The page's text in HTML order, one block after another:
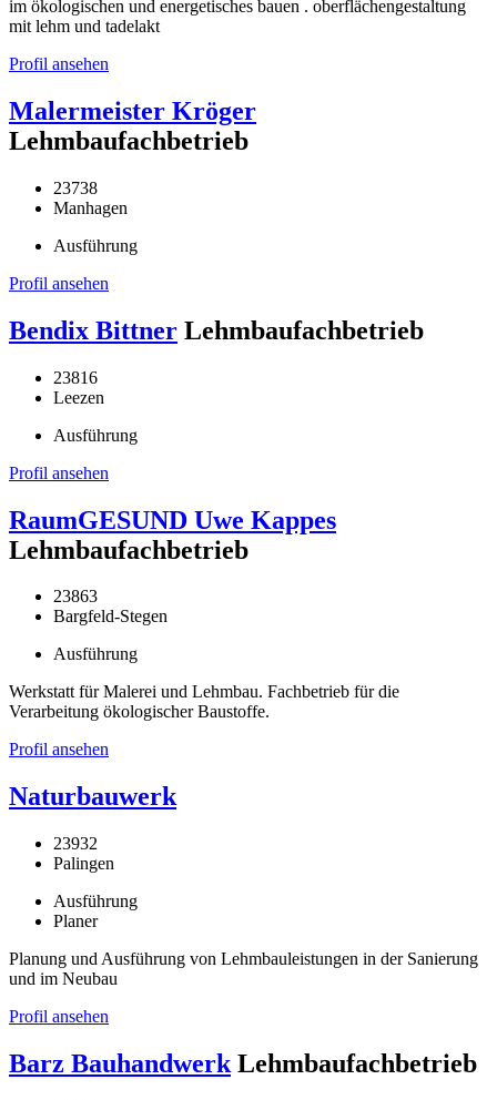
im ökologischen und energetisches bauen . oberflächengestaltung
mit lehm und tadelakt
Profil ansehen
Malermeister Kröger
Lehmbaufachbetrieb
23738
Manhagen
Ausführung
Profil ansehen
Bendix Bittner Lehmbaufachbetrieb
23816
Leezen
Ausführung
Profil ansehen
RaumGESUND Uwe Kappes
Lehmbaufachbetrieb
23863
Bargfeld-Stegen
Ausführung
Werkstatt für Malerei und Lehmbau. Fachbetrieb für die
Verarbeitung ökologischer Baustoffe.
Profil ansehen
Naturbauwerk
23932
Palingen
Ausführung
Planer
Planung und Ausführung von Lehmbauleistungen in der Sanierung
und im Neubau
Profil ansehen
Barz Bauhandwerk Lehmbaufachbetrieb